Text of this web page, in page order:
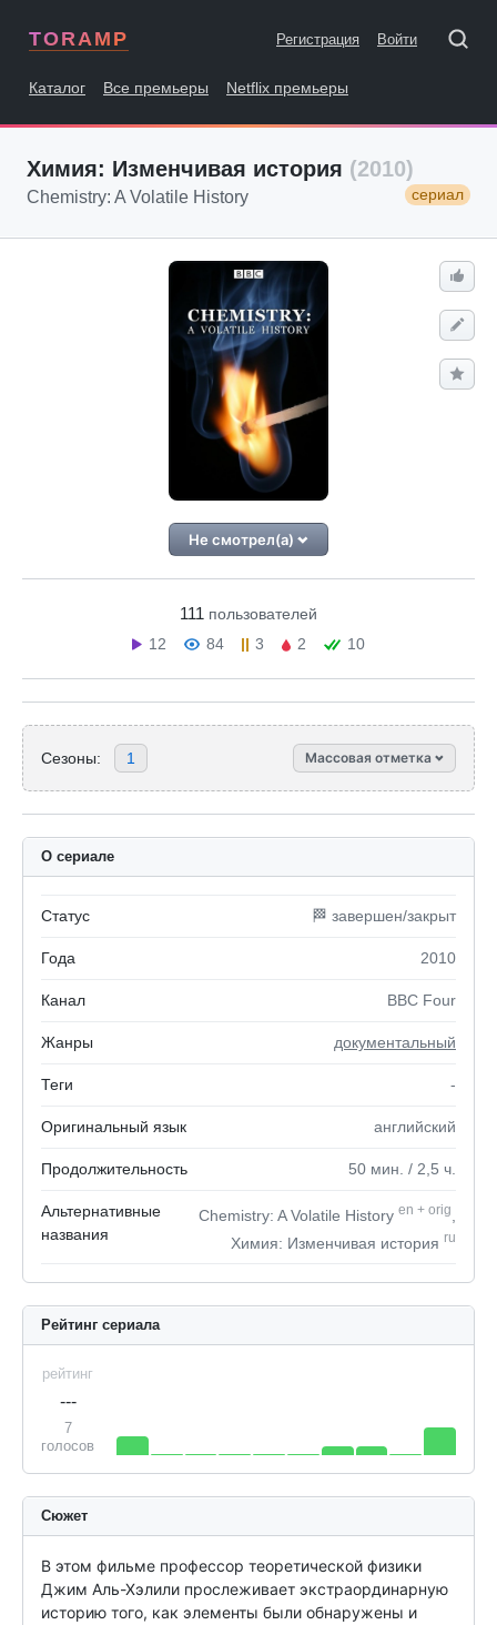
TORAMP Регистрация Войти
Каталог Все премьеры Netflix премьеры
Химия: Изменчивая история (2010)
сериал
Chemistry: A Volatile History
Не смотрел(а)
111 пользователей
12
84 3 2 10
Сезоны: 1 Массовая отметка
О сериале
Статус 🏁 завершен/закрыт
Года 2010
Канал BBC Four
Жанры документальный
Теги -
Оригинальный язык английский
Продолжительность 50 мин. / 2,5 ч.
Альтернативные
названия
Chemistry: A Volatile History en + orig
Химия: Изменчивая история ru
Рейтинг сериала
рейтинг
---
7
голосов
Сюжет
В этом фильме профессор теоретической физики
Джим Аль-Хэлили прослеживает экстраординарную
историю того, как элементы были обнаружены и